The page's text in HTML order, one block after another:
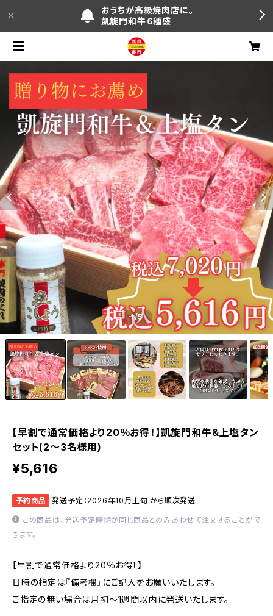
おうちが高級焼肉店に。
凱旋門和牛６種盛
1/5
【早割で通常価格より20％お得！】凱旋門和牛&上塩タン
セット(2～3名様用)
¥5,616
予約商品 発送予定：2026年10月上旬 から順次発送
この商品は、発送予定時期が同じ商品とのみあわせて注文することがで
きます。
【早割で通常価格より20％お得！】
日時の指定は『備考欄』にご記入をお願いいたします。
ご指定の無い場合は月初～1週間以内に発送いたします。